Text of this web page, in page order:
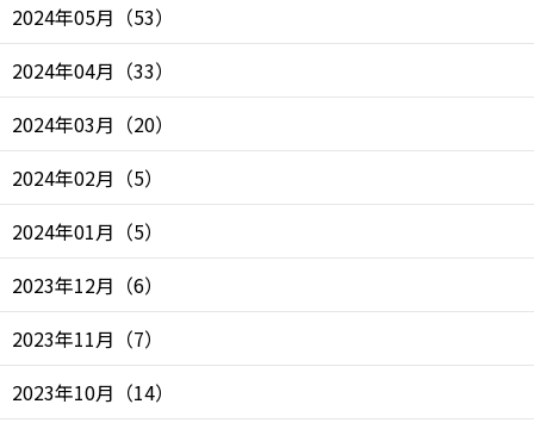
2024年05月 （53）
2024年04月 （33）
2024年03月 （20）
2024年02月 （5）
2024年01月 （5）
2023年12月 （6）
2023年11月 （7）
2023年10月 （14）